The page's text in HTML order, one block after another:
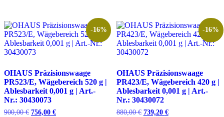
-16%
OHAUS Präzisionswaage
PR523/E, Wägebereich 520 g |
Ablesbarkeit 0,001 g | Art.-
Nr.: 30430073
900,00€ Ursprünglicher
756,00 €Aktueller
-16%
OHAUS Präzisionswaage
PR423/E, Wägebereich 420 g |
Ablesbarkeit 0,001 g | Art.-
Nr.: 30430072
880,00€ Ursprünglicher
739,20 €Aktueller